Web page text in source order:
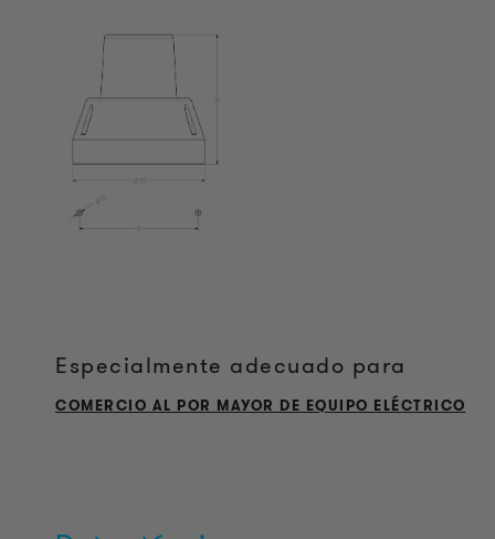
Especialmente adecuado para
COMERCIO AL POR MAYOR DE EQUIPO ELÉCTRICO